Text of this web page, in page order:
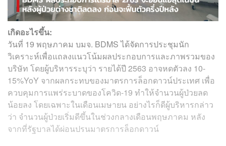
เกิดอะไรขึ้น:
วันที่ 19 พฤษภาคม บมจ. BDMS ได้จัดการประชุมนัก
วิเคราะห์เพื่อแถลงแนวโน้มผลประกอบการและภาพรวมของ
บริษัท โดยผู้บริหารระบุว่า รายได้ปี 2563 อาจหดตัวลง 10-
15%YoY จากผลกระทบของมาตรการล็อกดาวน์ประเทศ เพื่อ
ควบคุมการแพร่ระบาดของโควิด-19 ทำให้จำนวนผู้ป่วยลด
น้อยลง โดยเฉพาะในเดือนเมษายน อย่างไรก็ดีผู้บริหารกล่าว
ว่า จำนวนผู้ป่วยเริ่มดีขึ้นในช่วงกลางเดือนพฤษภาคม หลัง
จากที่รัฐบาลได้ผ่อนปรนมาตรการล็อกดาวน์